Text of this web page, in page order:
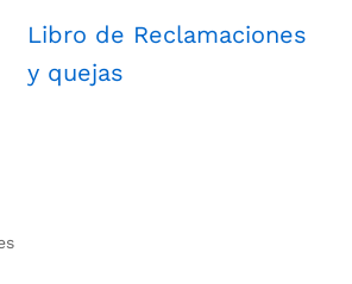
Libro de Reclamaciones
y quejas